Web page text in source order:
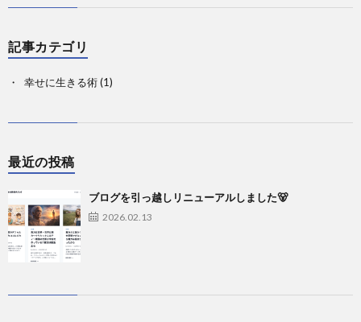
記事カテゴリ
幸せに生きる術(1)
最近の投稿
ブログを引っ越しリニューアルしました🐻
2026.02.13